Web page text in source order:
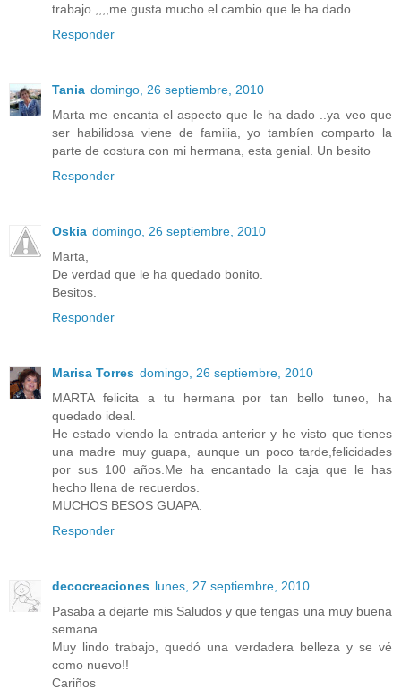
trabajo ,,,,me gusta mucho el cambio que le ha dado ....
Responder
Tania domingo, 26 septiembre, 2010
Marta me encanta el aspecto que le ha dado ..ya veo que
ser habilidosa viene de familia, yo tambíen comparto la
parte de costura con mi hermana, esta genial. Un besito
Responder
Oskia domingo, 26 septiembre, 2010
Marta,
De verdad que le ha quedado bonito.
Besitos.
Responder
Marisa Torres domingo, 26 septiembre, 2010
MARTA felicita a tu hermana por tan bello tuneo, ha
quedado ideal.
He estado viendo la entrada anterior y he visto que tienes
una madre muy guapa, aunque un poco tarde,felicidades
por sus 100 años.Me ha encantado la caja que le has
hecho llena de recuerdos.
MUCHOS BESOS GUAPA.
Responder
decocreaciones lunes, 27 septiembre, 2010
Pasaba a dejarte mis Saludos y que tengas una muy buena
semana.
Muy lindo trabajo, quedó una verdadera belleza y se vé
como nuevo!!
Cariños